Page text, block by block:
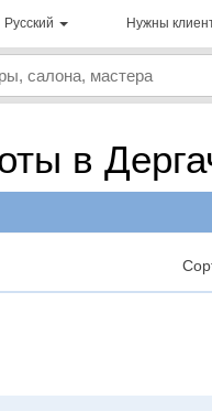
Русский Нужны
в